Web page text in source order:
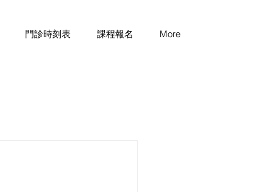
門診時刻表 課程報名 More